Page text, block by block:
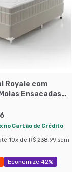
Royale com
Ensacadas
no Cartão de Crédito
10x de R$ 238,99 sem
Economize 42%